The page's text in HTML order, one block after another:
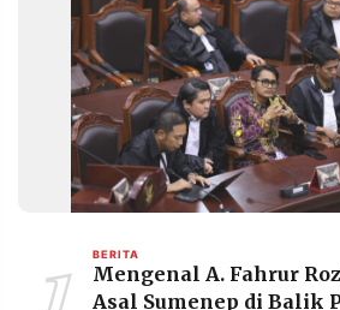
PRAMUDITA
BERITA
Mengenal A. Fahrur
Asal Sumenep di Balik